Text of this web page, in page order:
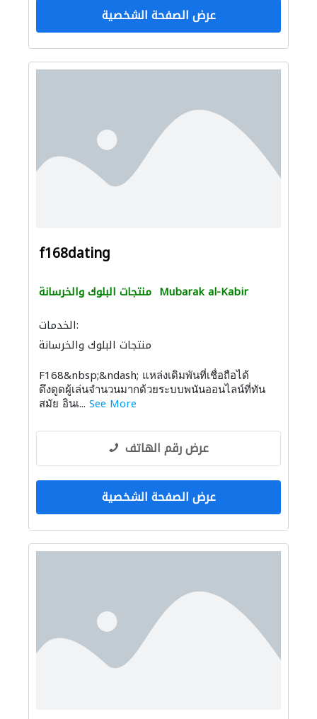
عرض الصفحة الشخصية
f168dating
منتجات البلوك والخرسانة Mubarak al-Kabir
الخدمات:
منتجات البلوك والخرسانة
F168&nbsp;&ndash; แหล่งเดิมพันที่เชื่อถือได้
ดึงดูดผู้เล่นจำนวนมากด้วยระบบพนันออนไลน์ที่ทัน
สมัย อินเ... See More
عرض رقم الهاتف
عرض الصفحة الشخصية